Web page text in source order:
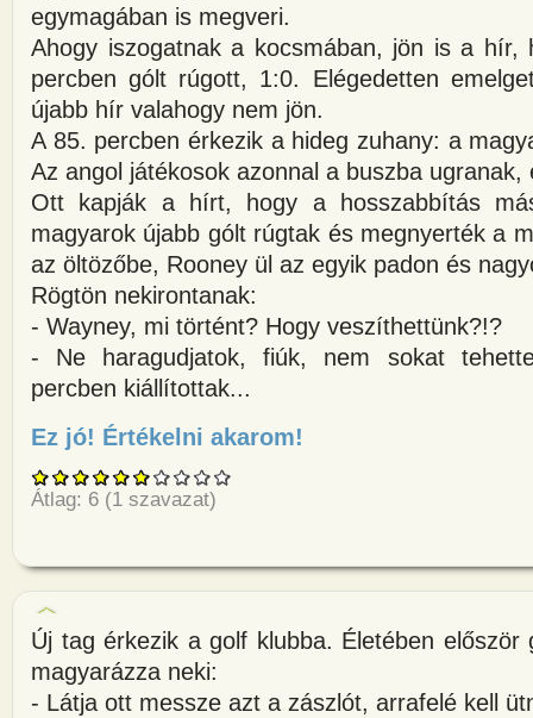
egymagában is megveri.
Ahogy iszogatnak a kocsmában, jön is a hír,
percben gólt rúgott, 1:0. Elégedetten
újabb hír valahogy nem jön.
A 85. percben érkezik a hideg zuhany: a
Az angol játékosok azonnal a buszba ugranak,
Ott kapják a hírt, hogy a hosszabbítás
magyarok újabb gólt rúgtak és megnyerték a
az öltözőbe, Rooney ül az egyik padon és
Rögtön nekirontanak:
- Wayney, mi történt? Hogy veszíthettünk?!?
- Ne haragudjatok, fiúk, nem sokat
percben kiállítottak...
Ez jó! Értékelni akarom!
Átlag: 6 (1 szavazat)
Új tag érkezik a golf klubba. Életében először
magyarázza neki:
- Látja ott messze azt a zászlót, arrafelé kell